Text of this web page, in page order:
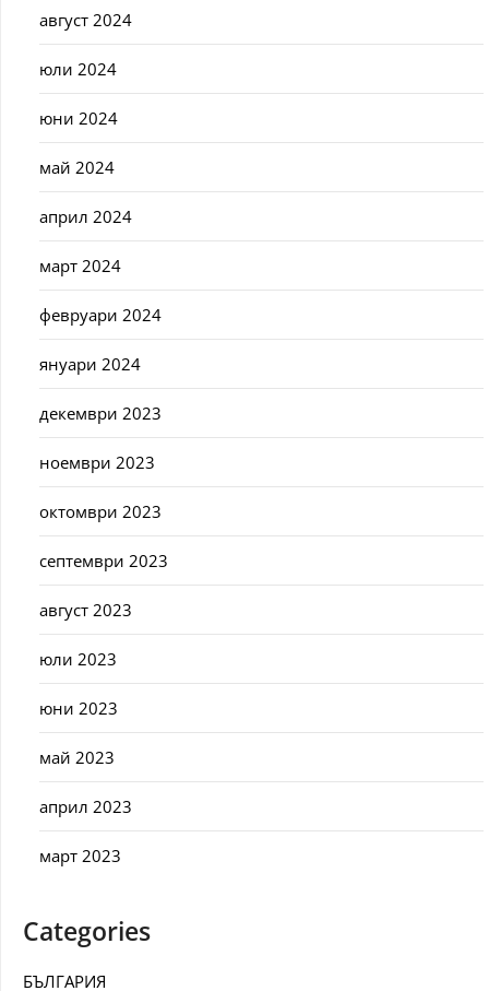
август 2024
юли 2024
юни 2024
май 2024
април 2024
март 2024
февруари 2024
януари 2024
декември 2023
ноември 2023
октомври 2023
септември 2023
август 2023
юли 2023
юни 2023
май 2023
април 2023
март 2023
Categories
БЪЛГАРИЯ